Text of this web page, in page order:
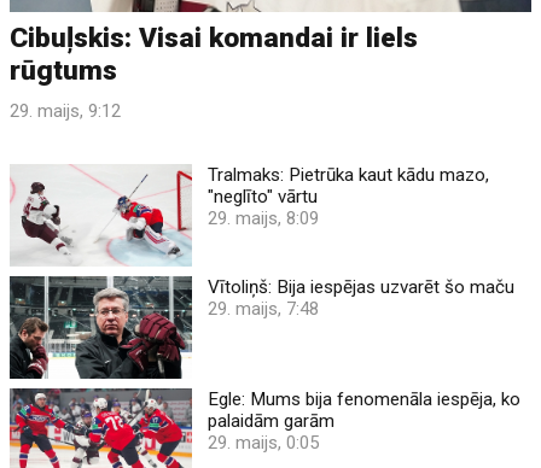
Cibuļskis: Visai komandai ir liels
rūgtums
29. maijs, 9:12
Tralmaks: Pietrūka kaut kādu mazo,
"neglīto" vārtu
29. maijs, 8:09
Vītoliņš: Bija iespējas uzvarēt šo maču
29. maijs, 7:48
Egle: Mums bija fenomenāla iespēja, ko
palaidām garām
29. maijs, 0:05